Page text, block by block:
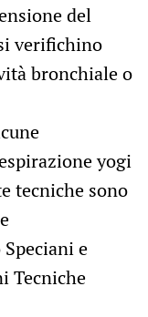
del
verifichino
bronchiale o
yogi
tecniche sono
e
Tecniche